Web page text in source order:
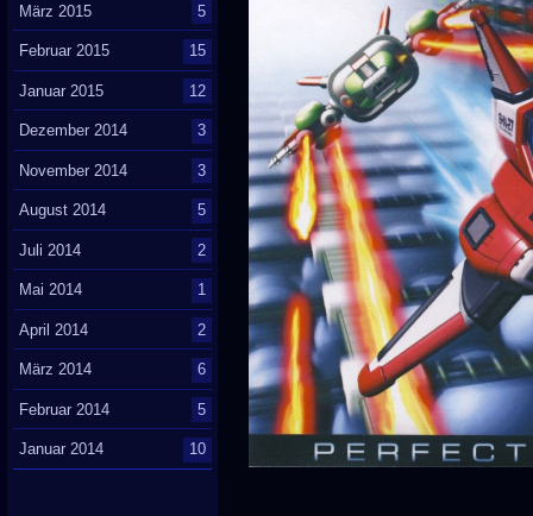
März 2015 5
Februar 2015 15
Januar 2015 12
Dezember 2014 3
November 2014 3
August 2014 5
Juli 2014 2
Mai 2014 1
April 2014 2
März 2014 6
Februar 2014 5
Januar 2014 10